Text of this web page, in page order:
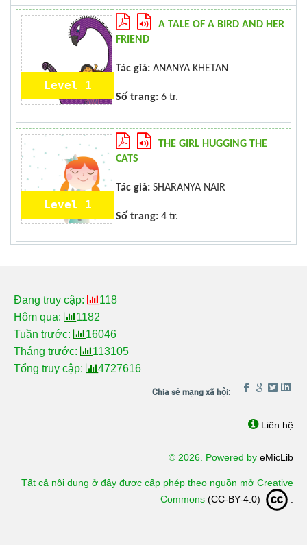
Level 1
A TALE OF A BIRD AND HER
FRIEND
Tác giả: ANANYA KHETAN
Số trang: 6 tr.
Level 1
THE GIRL HUGGING THE
CATS
Tác giả: SHARANYA NAIR
Số trang: 4 tr.
Đang truy cập:
118
Hôm qua:
1182
Tuần trước:
16046
Tháng trước:
113105
Tổng truy cập:
4727616
Liên hệ
© 2026. Powered by eMicLib
Tất cả nội dung ở đây được cấp phép theo nguồn mở Creative
Commons (CC-BY-4.0)